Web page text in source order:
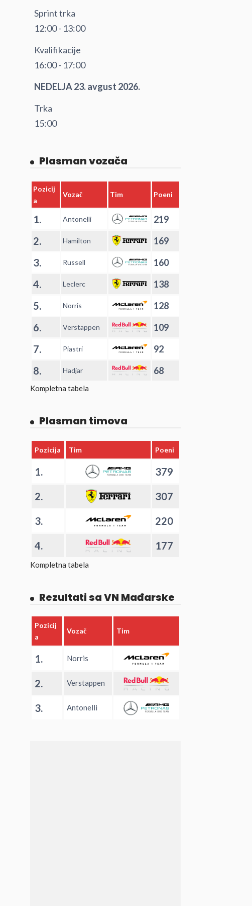
Sprint trka
12:00 - 13:00
Kvalifikacije
16:00 - 17:00
NEDELJA 23. avgust 2026.
Trka
15:00
Plasman vozača
Pozicij
a
Vozač Tim Poeni
1. Antonelli 219
2. Hamilton 169
3. Russell 160
4. Leclerc 138
5. Norris 128
6. Verstappen 109
7. Piastri 92
8. Hadjar 68
Kompletna tabela
Plasman timova
Pozicija Tim Poeni
1. 379
2. 307
3. 220
4. 177
Kompletna tabela
Rezultati sa VN Mađarske
Pozicij
a
Vozač Tim
1. Norris
2. Verstappen
3. Antonelli